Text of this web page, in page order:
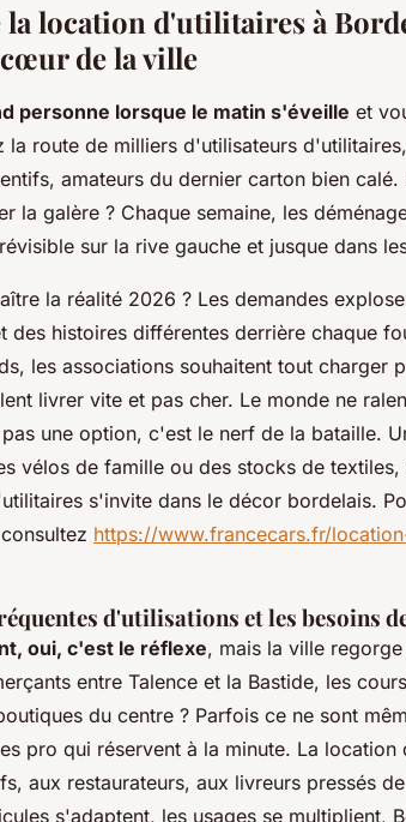
la location d'utilitaires à
de la ville
personne lorsque le matin s'éveille et
la route de milliers d'utilisateurs
amateurs du dernier carton bien calé.
la galère ? Chaque semaine, les
sur la rive gauche et jusque dans
la réalité 2026 ? Les demandes
des histoires différentes derrière chaque
les associations souhaitent tout charger
livrer vite et pas cher. Le monde ne
une option, c'est le nerf de la bataille.
vélos de famille ou des stocks de
s'invite dans le décor bordelais.
https://www.francecars.fr/
d'utilisations et les besoins
oui, c'est le réflexe, mais la ville
entre Talence et la Bastide, les
du centre ? Parfois ce ne sont
pro qui réservent à la minute. La location
aux restaurateurs, aux livreurs pressés
s'adaptent, les usages se multiplient,